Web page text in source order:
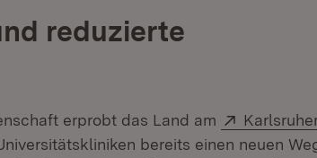
reduzierte
erprobt das Land am Extern:
Fenster)
bereits einen neuen